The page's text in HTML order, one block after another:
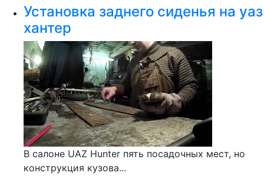
Установка заднего сиденья на уаз
хантер
В салоне UAZ Hunter пять посадочных мест, но
конструкция кузова...